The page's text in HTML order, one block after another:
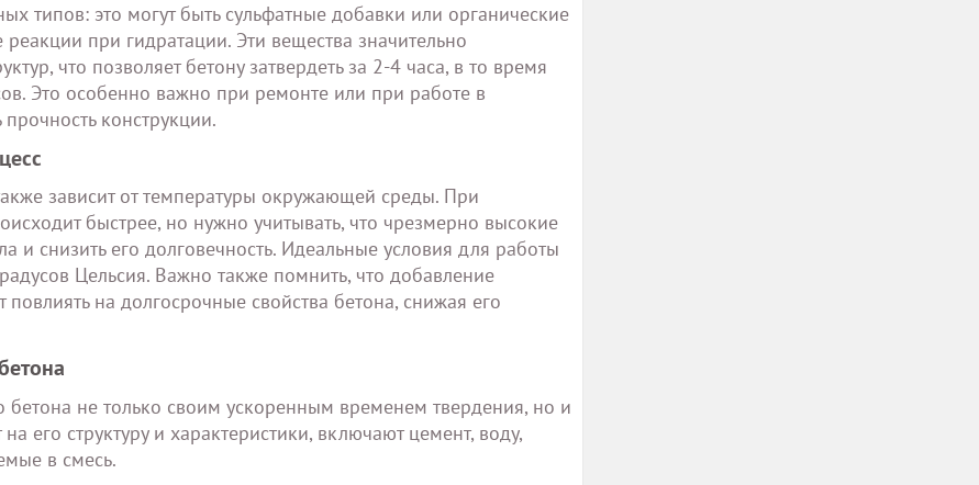
типов: это могут быть сульфатные добавки или органические
при гидратации. Эти вещества значительно
что позволяет бетону затвердеть за 2-4 часа, в то время
Это особенно важно при ремонте или при работе в
конструкции.
зависит от температуры окружающей среды. При
быстрее, но нужно учитывать, что чрезмерно высокие
и снизить его долговечность. Идеальные условия для работы
Цельсия. Важно также помнить, что добавление
на долгосрочные свойства бетона, снижая его
не только своим ускоренным временем твердения, но и
его структуру и характеристики, включают цемент, воду,
в смесь.